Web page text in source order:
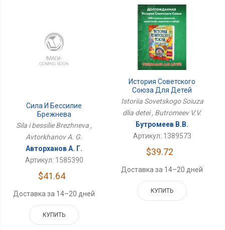
Сила И Бессилие
Брежнева
Sila i bessilie Brezhneva ,
Avtorkhanov A. G.
Авторханов А. Г.
Артикул: 1585390
$41.64
Доставка за 14–20 дней
КУПИТЬ
История Советского
Союза Для Детей
Istoriia Sovetskogo Soiuza
dlia detei , Butromeev V.V.
Бутромеев В.В.
Артикул: 1389573
$39.72
Доставка за 14–20 дней
КУПИТЬ